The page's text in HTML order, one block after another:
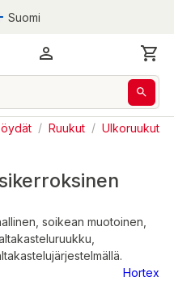
Suomi
/ Ruukut / Ulkoruukut
soikean muotoinen,
Hortex